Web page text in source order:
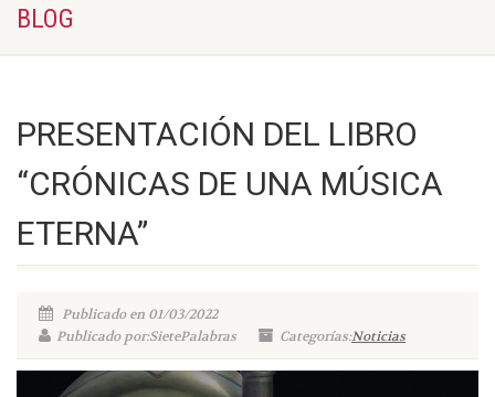
BLOG
PRESENTACIÓN DEL LIBRO
“CRÓNICAS DE UNA MÚSICA
ETERNA”
Publicado en 01/03/2022
Publicado por:SietePalabras
Categorías:Noticias